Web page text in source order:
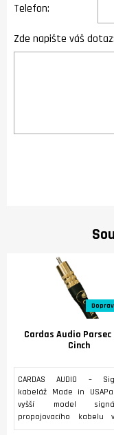
Telefon:
Zde napište váš dotaz:
Cardas Audio Parsec
Cinch
CARDAS AUDIO –
kabeláž Made in
vyšší model
propojovacího kabelu
Cardas Cross.